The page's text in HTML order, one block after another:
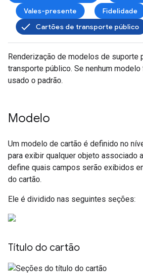
Vales-presente
Fidelidade
Cartões de transporte público
Renderização de modelos de suporte
transporte público. Se nenhum
usado o padrão.
Modelo
Um modelo de cartão é definido no
para exibir qualquer objeto associado
define quais campos serão exibidos
do cartão.
Ele é dividido nas seguintes seções:
Título do cartão